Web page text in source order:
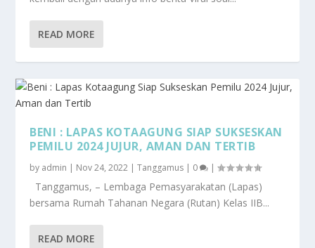
READ MORE
BENI : LAPAS KOTAAGUNG SIAP SUKSESKAN
PEMILU 2024 JUJUR, AMAN DAN TERTIB
by admin | Nov 24, 2022 |Tanggamus | 0 |
Tanggamus, – Lembaga Pemasyarakatan (Lapas)
bersama Rumah Tahanan Negara (Rutan) Kelas IIB...
READ MORE